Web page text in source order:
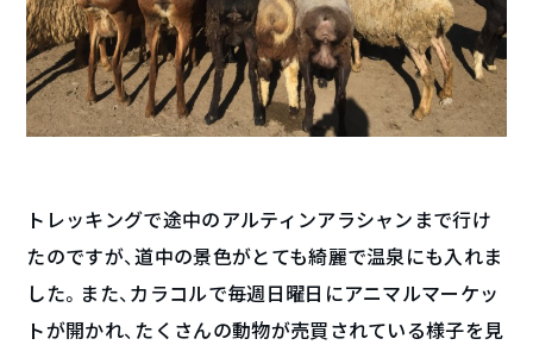
トレッキングで途中のアルティンアラシャンまで行け
たのですが、道中の景色がとても綺麗で温泉にも入れま
した。また、カラコルで毎週日曜日にアニマルマーケッ
トが開かれ、たくさんの動物が売買されている様子を見